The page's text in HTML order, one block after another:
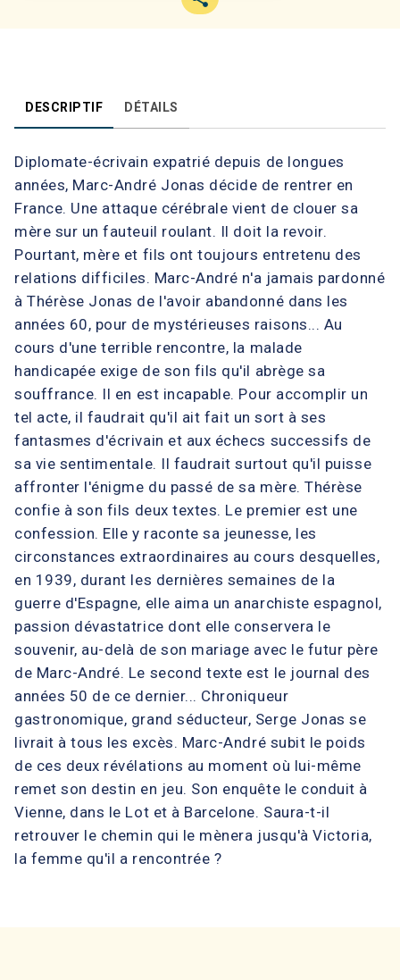
DESCRIPTIF DÉTAILS
Diplomate-écrivain expatrié depuis de longues
années, Marc-André Jonas décide de rentrer en
France. Une attaque cérébrale vient de clouer sa
mère sur un fauteuil roulant. Il doit la revoir.
Pourtant, mère et fils ont toujours entretenu des
relations difficiles. Marc-André n'a jamais pardonné
à Thérèse Jonas de l'avoir abandonné dans les
années 60, pour de mystérieuses raisons... Au
cours d'une terrible rencontre, la malade
handicapée exige de son fils qu'il abrège sa
souffrance. Il en est incapable. Pour accomplir un
tel acte, il faudrait qu'il ait fait un sort à ses
fantasmes d'écrivain et aux échecs successifs de
sa vie sentimentale. Il faudrait surtout qu'il puisse
affronter l'énigme du passé de sa mère. Thérèse
confie à son fils deux textes. Le premier est une
confession. Elle y raconte sa jeunesse, les
circonstances extraordinaires au cours desquelles,
en 1939, durant les dernières semaines de la
guerre d'Espagne, elle aima un anarchiste espagnol,
passion dévastatrice dont elle conservera le
souvenir, au-delà de son mariage avec le futur père
de Marc-André. Le second texte est le journal des
années 50 de ce dernier... Chroniqueur
gastronomique, grand séducteur, Serge Jonas se
livrait à tous les excès. Marc-André subit le poids
de ces deux révélations au moment où lui-même
remet son destin en jeu. Son enquête le conduit à
Vienne, dans le Lot et à Barcelone. Saura-t-il
retrouver le chemin qui le mènera jusqu'à Victoria,
la femme qu'il a rencontrée ?